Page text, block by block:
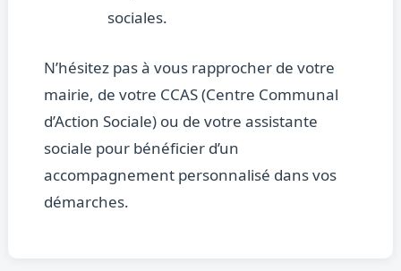
sociales.
N’hésitez pas à vous rapprocher de votre
mairie, de votre CCAS (Centre Communal
d’Action Sociale) ou de votre assistante
sociale pour bénéficier d’un
accompagnement personnalisé dans vos
démarches.